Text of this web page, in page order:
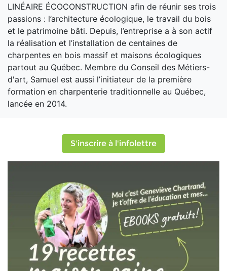
LINÉAIRE ÉCOCONSTRUCTION afin de réunir ses trois
passions : l’architecture écologique, le travail du bois
et le patrimoine bâti. Depuis, l’entreprise a à son actif
la réalisation et l’installation de centaines de
charpentes en bois massif et maisons écologiques
partout au Québec. Membre du Conseil des Métiers-
d'art, Samuel est aussi l’initiateur de la première
formation en charpenterie traditionnelle au Québec,
lancée en 2014.
S'inscrire à l'infolettre